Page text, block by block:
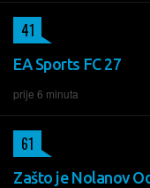
EA Sports FC 27
prije 6 minuta
41
Zašto je Nolanov
61